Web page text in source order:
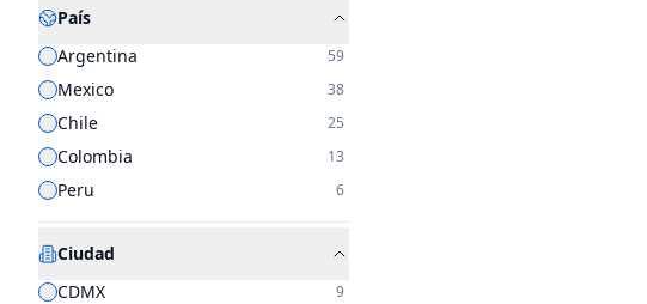
País
Argentina
59
Mexico 38
Chile 25
Colombia 13
Peru 6
Ciudad
CDMX
9